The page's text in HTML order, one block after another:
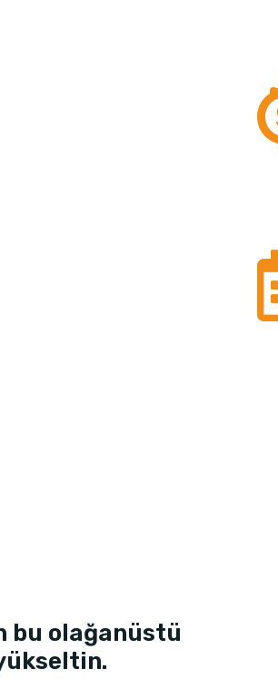
bu olağanüstü